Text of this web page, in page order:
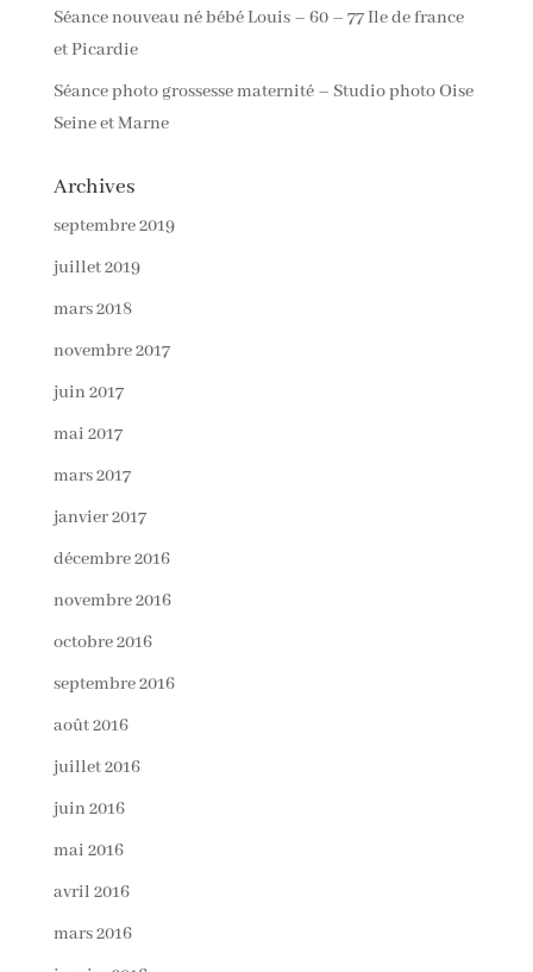
Séance nouveau né bébé Louis – 60 – 77 Ile de france
et Picardie
Séance photo grossesse maternité – Studio photo Oise
Seine et Marne
Archives
septembre 2019
juillet 2019
mars 2018
novembre 2017
juin 2017
mai 2017
mars 2017
janvier 2017
décembre 2016
novembre 2016
octobre 2016
septembre 2016
août 2016
juillet 2016
juin 2016
mai 2016
avril 2016
mars 2016